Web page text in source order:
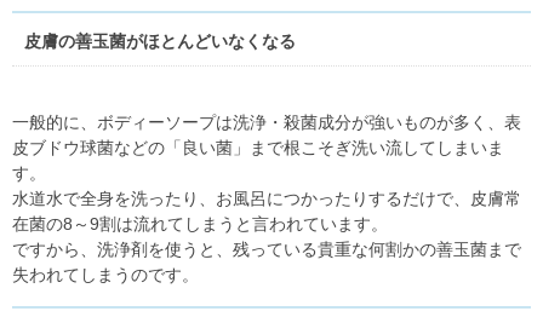
皮膚の善玉菌がほとんどいなくなる
一般的に、ボディーソープは洗浄・殺菌成分が強いものが多く、表
皮ブドウ球菌などの「良い菌」まで根こそぎ洗い流してしまいま
す。
水道水で全身を洗ったり、お風呂につかったりするだけで、皮膚常
在菌の8～9割は流れてしまうと言われています。
ですから、洗浄剤を使うと、残っている貴重な何割かの善玉菌まで
失われてしまうのです。